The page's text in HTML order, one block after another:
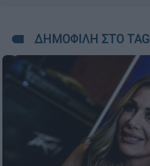
ΔΗΜΟΦΙΛΗ ΣΤΟ TAG